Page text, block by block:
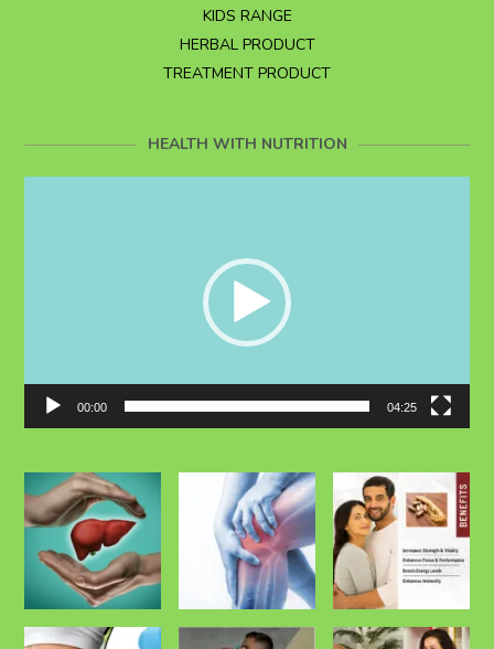
KIDS RANGE
HERBAL PRODUCT
TREATMENT PRODUCT
HEALTH WITH NUTRITION
00:00 04:25